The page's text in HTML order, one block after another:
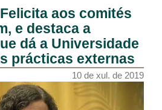
aos comités
e destaca a
dá a Universidade
prácticas externas
10 de xul. de 2019